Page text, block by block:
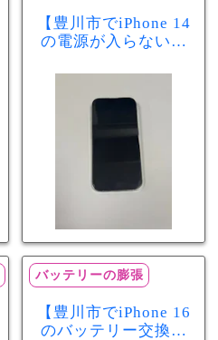
【豊川市でiPhone 14
の電源が入らない修
店】バッテリー交換
で復旧するケースも
あります！
バッテリーの膨張
【豊川市でiPhone 16
のバッテリー交換な